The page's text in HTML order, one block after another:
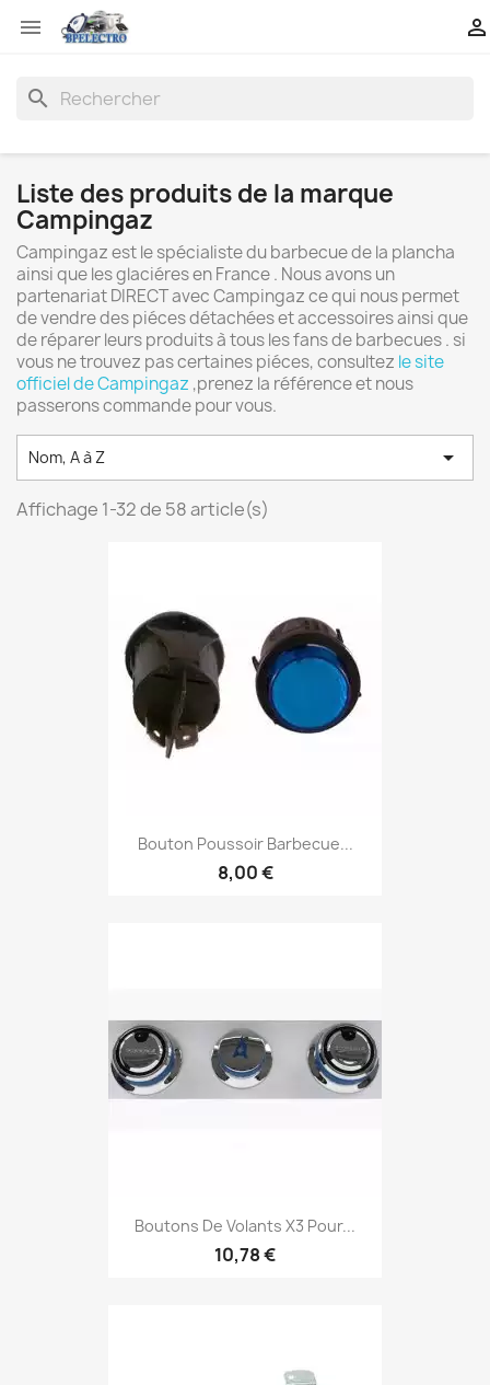
 
search
Liste des produits de la marque
Campingaz
Campingaz est le spécialiste du barbecue de la plancha
ainsi que les glaciéres en France . Nous avons un
partenariat DIRECT avec Campingaz ce qui nous permet
de vendre des piéces détachées et accessoires ainsi que
de réparer leurs produits à tous les fans de barbecues . si
vous ne trouvez pas certaines piéces, consultez le site
officiel de Campingaz ,prenez la référence et nous
passerons commande pour vous.
Nom, A à Z 
Affichage 1-32 de 58 article(s)
Bouton Poussoir Barbecue...
8,00 €
Boutons De Volants X3 Pour...
10,78 €